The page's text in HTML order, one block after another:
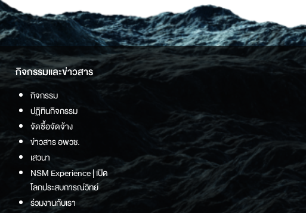
กิจกรรมและข่าวสาร
กิจกรรม
ปฏิทินกิจกรรม
จัดซื้อจัดจ้าง
ข่าวสาร อพวช.
เสวนา
NSM Experience | เปิด
โลกประสบการณ์วิทย์
ร่วมงานกับเรา